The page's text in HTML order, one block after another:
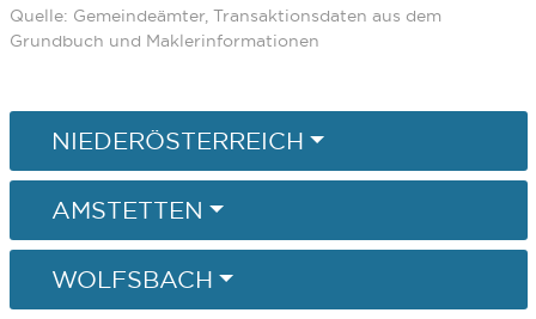
Quelle: Gemeindeämter, Transaktionsdaten aus dem
Grundbuch und Maklerinformationen
NIEDERÖSTERREICH
AMSTETTEN
WOLFSBACH